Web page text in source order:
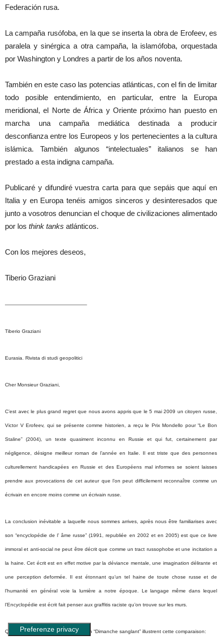
Federación rusa.
La campaña rusófoba, en la que se inserta la obra de Erofeev, es
paralela y sinérgica a otra campaña, la islamófoba, orquestada
por Washington y Londres a partir de los años noventa.
También en este caso las potencias atlánticas, con el fin de limitar
todo posible entendimiento, en particular, entre la Europa
meridional, el Norte de África y Oriente próximo han puesto en
marcha una campaña mediática destinada a producir
desconfianza entre los Europeos y los pertenecientes a la cultura
islámica. También algunos “intelectuales” italianos se han
prestado a esta indigna campaña.
Publicaré y difundiré vuestra carta para que sepáis que aquí en
Italia y en Europa tenéis amigos sinceros y desinteresados que
junto a vosotros denuncian el choque de civilizaciones alimentado
por los think tanks atlánticos.
Con los mejores deseos,
Tiberio Graziani
————————————————–
Tiberio Graziani
Eurasia. Rivista di studi geopolitici
Cher Monsieur Graziani,
C’est avec le plus grand regret que nous avons appris que le 5 mai 2009 un citoyen russe,
Victor V Erofeev, qui se présente comme historien, a reçu le Prix Mondello pour “Le Bon
Staline” (2004), un texte quasiment inconnu en Russie et qui fut, certainement par
négligence, désigne meilleur roman de l’année en Italie. Il est triste que des personnes
culturellement handicapées en Russie et des Européens mal informes se soient laisses
prendre aux provocations de cet auteur que l’on peut difficilement reconnaître comme un
écrivain en encore moins comme un écrivain russe.
La conclusion inévitable a laquelle nous sommes arrives, après nous être familiarises avec
son “encyclopédie de l’ âme russe” (1991, republiée en 2002 et en 2005) est que ce livre
immoral et anti-social ne peut être décrit que comme un tract russophobe et une incitation a
la haine. Cet écrit est en effet motive par la déviance mentale, une imagination délirante et
une perception deformée. Il est étonnant qu’un tel haine de toute chose russe et de
l’humanité en général voie la lumière a notre époque. Le langage même dans lequel
l’Encyclopédie est écrit fait penser aux graffitis raciste qu’on trouve sur les murs.
Quelques citations tirées de la section “Dimanche sanglant” illustrent cette comparaison: